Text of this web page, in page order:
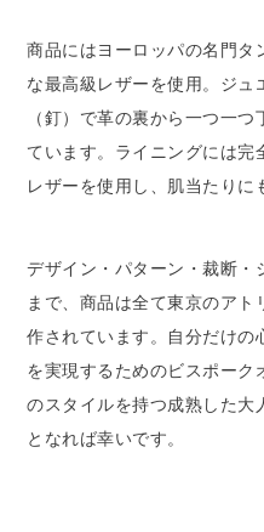
商品にはヨーロッパの名門タ
な最高級レザーを使用。ジュ
（釘）で革の裏から一つ一
ています。ライニングには完
レザーを使用し、肌当たりに
デザイン・パターン・裁断・
まで、商品は全て東京のア
作されています。自分だけの
を実現するためのビスポーク
のスタイルを持つ成熟した大
となれば幸いです。